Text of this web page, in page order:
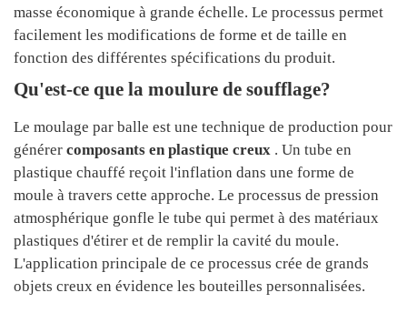
masse économique à grande échelle. Le processus permet
facilement les modifications de forme et de taille en
fonction des différentes spécifications du produit.
Qu'est-ce que la moulure de soufflage?
Le moulage par balle est une technique de production pour
générer composants en plastique creux . Un tube en
plastique chauffé reçoit l'inflation dans une forme de
moule à travers cette approche. Le processus de pression
atmosphérique gonfle le tube qui permet à des matériaux
plastiques d'étirer et de remplir la cavité du moule.
L'application principale de ce processus crée de grands
objets creux en évidence les bouteilles personnalisées.